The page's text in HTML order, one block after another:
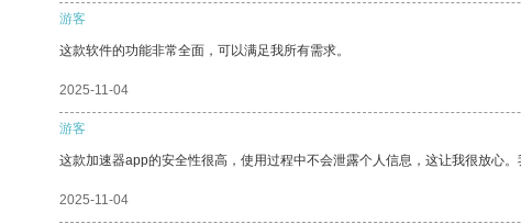
游客
这款软件的功能非常全面，可以满足我所有需求。
2025-11-04
游客
这款加速器app的安全性很高，使用过程中不会泄露个人信息，这让我很放心
2025-11-04